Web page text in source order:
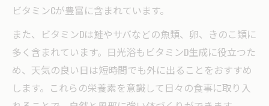
ビタミンCが豊富に含まれています。
また、ビタミンDは鮭やサバなどの魚類、卵、きのこ類に
多く含まれています。日光浴もビタミンD生成に役立つた
め、天気の良い日は短時間でも外に出ることをおすすめ
します。これらの栄養素を意識して日々の食事に取り入